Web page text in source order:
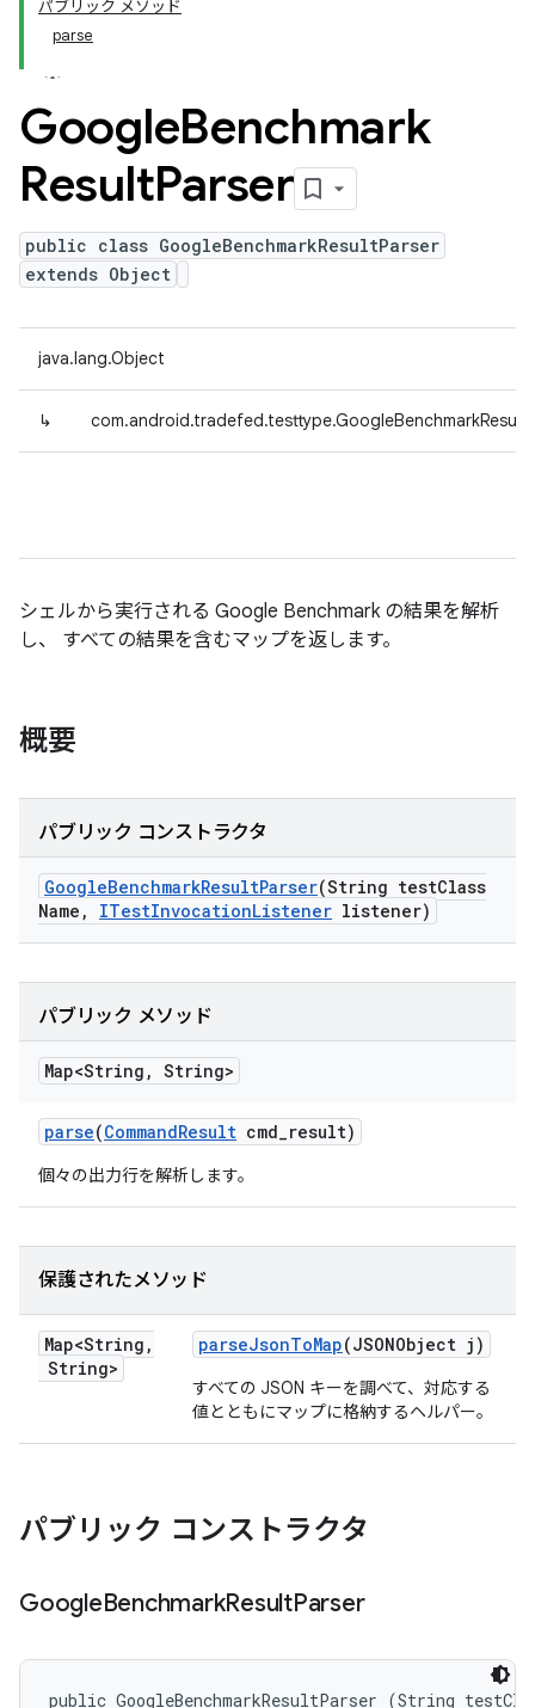
パブリック メソッド
parse
GoogleBenchmark
ResultParser
public class GoogleBenchmarkResultParser
extends Object
java.lang.Object
↳
シェルから実行される Google Benchmark の結果を解析
し、 すべての結果を含むマップを返します。
概要
パブリック コンストラクタ
GoogleBenchmarkResultParser(String testClass
Name , ITestInvocationListener listener)
パブリック メソッド
Map<String , String>
parse(CommandResult cmd_result)
個々の出力行を解析します。
保護されたメソッド
Map<String ,
String>
parseJsonToMap(JSONObject j)
すべての JSON キーを調べて、対応する
値とともにマップに格納するヘルパー。
パブリック コンストラクタ
GoogleBenchmarkResultParser
public GoogleBenchmarkResultParser (String